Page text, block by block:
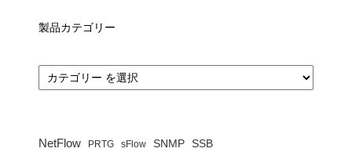
製品カテゴリー
カ
テ
ゴ
NetFlow PRTG sFlow SNMP SSB